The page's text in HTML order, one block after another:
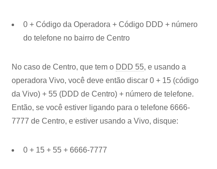
0 + Código da Operadora + Código DDD + número
do telefone no bairro de Centro
No caso de Centro, que tem o DDD 55, e usando a
operadora Vivo, você deve então discar 0 + 15 (código
da Vivo) + 55 (DDD de Centro) + número de telefone.
Então, se você estiver ligando para o telefone 6666-
7777 de Centro, e estiver usando a Vivo, disque:
0 + 15 + 55 + 6666-7777